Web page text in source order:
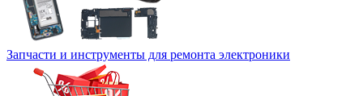
Запчасти и инструменты для ремонта электроники